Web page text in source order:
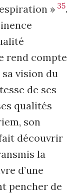
» 35.
rend compte
vision du
de ses
qualités
son
découvrir
la
d’une
pencher de